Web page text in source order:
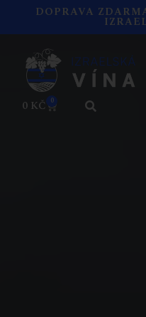
DOPRAVA
0 KČ 0